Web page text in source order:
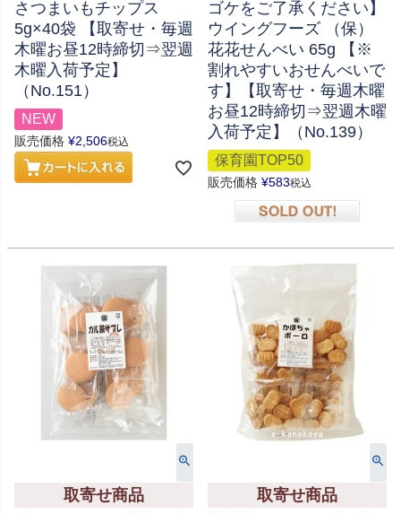
さつまいもチップス
5g×40袋 【取寄せ・毎週
木曜お昼12時締切⇒翌週
木曜入荷予定】
（No.151）
NEW
販売価格 ¥2,506税込
ゴケをご了承ください】
ウイングフーズ （保）
花花せんべい 65g 【※
割れやすいおせんべいで
す】【取寄せ・毎週木曜
お昼12時締切⇒翌週木曜
入荷予定】（No.139）
保育園TOP50
販売価格 ¥583税込
取寄せ商品 取寄せ商品